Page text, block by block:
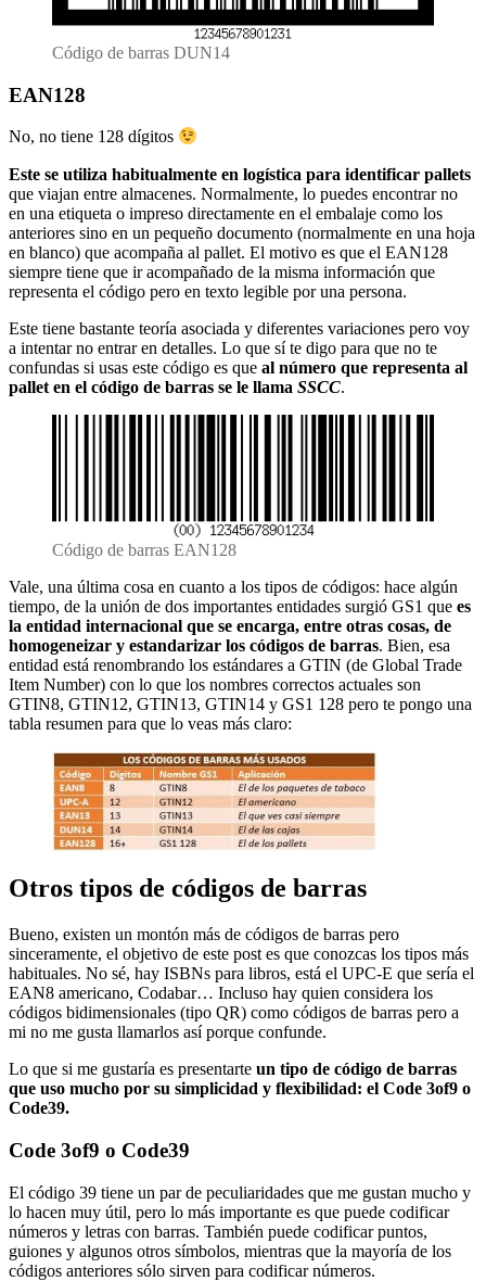
Código de barras DUN14
EAN128
No, no tiene 128 dígitos
Este se utiliza habitualmente en logística para identificar pallets
que viajan entre almacenes. Normalmente, lo puedes encontrar no
en una etiqueta o impreso directamente en el embalaje como los
anteriores sino en un pequeño documento (normalmente en una hoja
en blanco) que acompaña al pallet. El motivo es que el EAN128
siempre tiene que ir acompañado de la misma información que
representa el código pero en texto legible por una persona.
Este tiene bastante teoría asociada y diferentes variaciones pero voy
a intentar no entrar en detalles. Lo que sí te digo para que no te
confundas si usas este código es que al número que representa al
pallet en el código de barras se le llama SSCC.
Código de barras EAN128
Vale, una última cosa en cuanto a los tipos de códigos: hace algún
tiempo, de la unión de dos importantes entidades surgió GS1 que es
la entidad internacional que se encarga, entre otras cosas, de
homogeneizar y estandarizar los códigos de barras. Bien, esa
entidad está renombrando los estándares a GTIN (de Global Trade
Item Number) con lo que los nombres correctos actuales son
GTIN8, GTIN12, GTIN13, GTIN14 y GS1 128 pero te pongo una
tabla resumen para que lo veas más claro:
Otros tipos de códigos de barras
Bueno, existen un montón más de códigos de barras pero
sinceramente, el objetivo de este post es que conozcas los tipos más
habituales. No sé, hay ISBNs para libros, está el UPC-E que sería el
EAN8 americano, Codabar… Incluso hay quien considera los
códigos bidimensionales (tipo QR) como códigos de barras pero a
mi no me gusta llamarlos así porque confunde.
Lo que si me gustaría es presentarte un tipo de código de barras
que uso mucho por su simplicidad y flexibilidad: el Code 3of9 o
Code39.
Code 3of9 o Code39
El código 39 tiene un par de peculiaridades que me gustan mucho y
lo hacen muy útil, pero lo más importante es que puede codificar
números y letras con barras. También puede codificar puntos,
guiones y algunos otros símbolos, mientras que la mayoría de los
códigos anteriores sólo sirven para codificar números.